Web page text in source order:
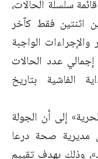
سلسلة الحالات،
اثنتين فقط كآخر
الواجبة
عدد الحالات
منذ بداية الفاشية بتاريخ
إلى أن الجولة
مديرية صحة درعا